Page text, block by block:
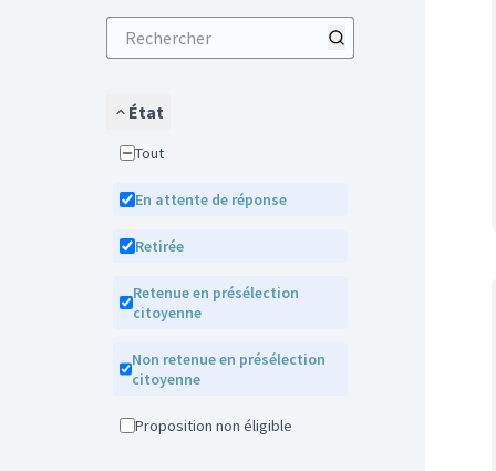
État
Tout
En attente de réponse
Retirée
Retenue en présélection
citoyenne
Non retenue en présélection
citoyenne
Proposition non éligible